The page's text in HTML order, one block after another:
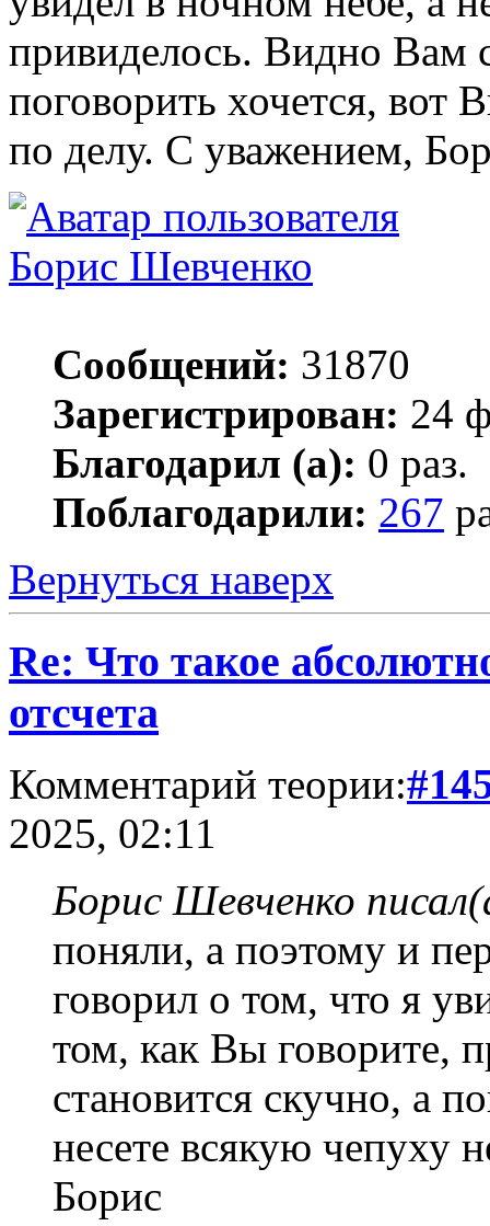
привиделось. Видно Вам
поговорить хочется, вот
по делу. С уважением,
Борис Шевченко
Сообщений: 31870
Зарегистрирован: 24
Благодарил (а): 0 раз.
Поблагодарили: 267
Вернуться наверх
Re: Что такое
отсчета
Комментарий теории:
2025, 02:11
Борис Шевченко
поняли, а поэтому и
говорил о том, что я
том, как Вы говорите,
становится скучно, а
несете всякую чепуху
Борис